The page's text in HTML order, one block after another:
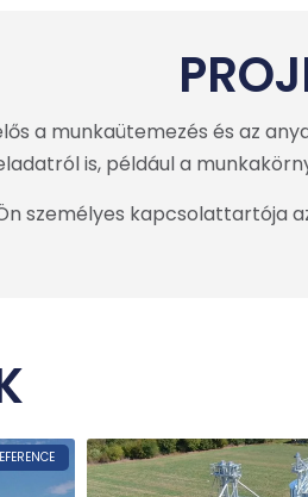
a munkaütemezés és az
is, például a
személyes kapcsolattartója